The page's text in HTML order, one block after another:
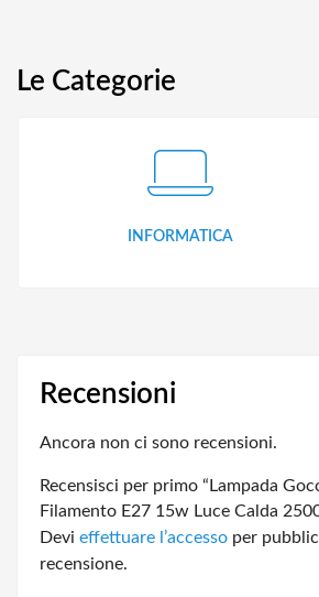
Le Categorie
INFORMATICA
Recensioni
Ancora non ci sono recensioni.
Recensisci per primo “Lampada
Filamento E27 15w Luce Calda
Devi effettuare l’accesso per
recensione.